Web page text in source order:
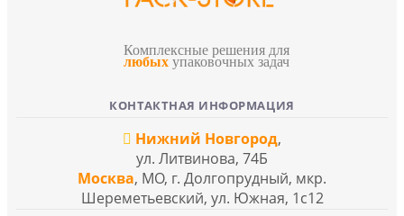
Комплексные решения для
любых упаковочных задач
КОНТАКТНАЯ ИНФОРМАЦИЯ
Нижний Новгород,
ул. Литвинова, 74Б
Москва, МО, г. Долгопрудный, мкр.
Шереметьевский, ул. Южная, 1с12